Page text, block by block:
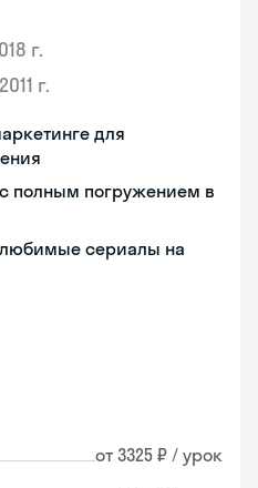
г.
2011 г.
для
полным погружением в
любимые сериалы на
от 3325 ₽ / урок